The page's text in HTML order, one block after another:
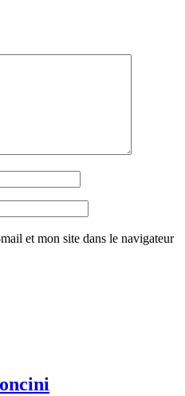
et mon site dans le navigateur